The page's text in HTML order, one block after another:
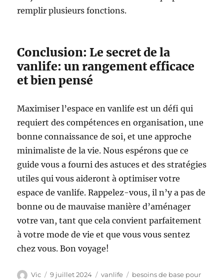
remplir plusieurs fonctions.
Conclusion: Le secret de la
vanlife: un rangement efficace
et bien pensé
Maximiser l’espace en vanlife est un défi qui
requiert des compétences en organisation, une
bonne connaissance de soi, et une approche
minimaliste de la vie. Nous espérons que ce
guide vous a fourni des astuces et des stratégies
utiles qui vous aideront à optimiser votre
espace de vanlife. Rappelez-vous, il n’y a pas de
bonne ou de mauvaise manière d’aménager
votre van, tant que cela convient parfaitement
à votre mode de vie et que vous vous sentez
chez vous. Bon voyage!
Auteur
Vic
Publié
9 juillet 2024 Catégories
vanlife Étiquettes
besoins de base pour